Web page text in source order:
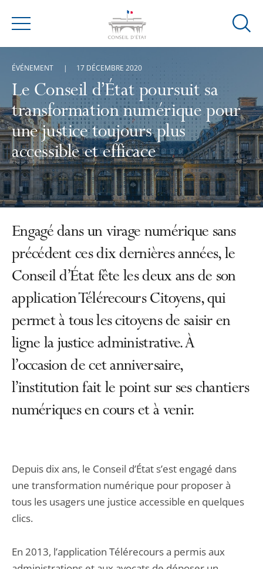
Menu
Ouvrir
Le Conseil d’État poursuit sa
transformation numérique pour
une justice toujours plus
accessible et efficace
ÉVÉNEMENT 17 DÉCEMBRE 2020
Engagé dans un virage numérique sans
précédent ces dix dernières années, le
Conseil d’État fête les deux ans de son
application Télérecours Citoyens, qui
permet à tous les citoyens de saisir en
ligne la justice administrative. À
l’occasion de cet anniversaire,
l’institution fait le point sur ses chantiers
numériques en cours et à venir.
Depuis dix ans, le Conseil d’État s’est engagé dans
une transformation numérique pour proposer à
tous les usagers une justice accessible en quelques
clics.
En 2013, l’application Télérecours a permis aux